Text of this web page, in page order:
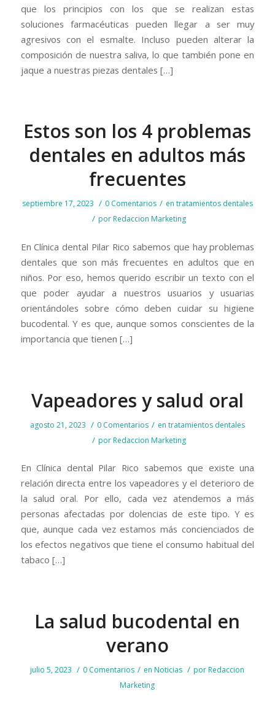
que los principios con los que se realizan estas
soluciones farmacéuticas pueden llegar a ser muy
agresivos con el esmalte. Incluso pueden alterar la
composición de nuestra saliva, lo que también pone en
jaque a nuestras piezas dentales […]
Estos son los 4 problemas
dentales en adultos más
frecuentes
septiembre 17, 2023 / 0 Comentarios / en tratamientos dentales
/ por Redaccion Marketing
En Clínica dental Pilar Rico sabemos que hay problemas
dentales que son más frecuentes en adultos que en
niños. Por eso, hemos querido escribir un texto con el
que poder ayudar a nuestros usuarios y usuarias
orientándoles sobre cómo deben cuidar su higiene
bucodental. Y es que, aunque somos conscientes de la
importancia que tienen […]
Vapeadores y salud oral
agosto 21, 2023 / 0 Comentarios / en tratamientos dentales
/ por Redaccion Marketing
En Clínica dental Pilar Rico sabemos que existe una
relación directa entre los vapeadores y el deterioro de
la salud oral. Por ello, cada vez atendemos a más
personas afectadas por dolencias de este tipo. Y es
que, aunque cada vez estamos más concienciados de
los efectos negativos que tiene el consumo habitual del
tabaco […]
La salud bucodental en
verano
julio 5, 2023 / 0 Comentarios / en Noticias / por Redaccion
Marketing